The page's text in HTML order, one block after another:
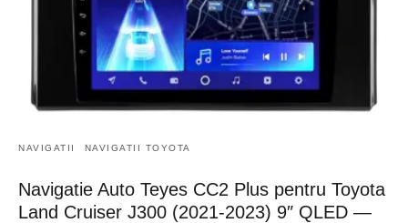
NAVIGATII NAVIGATII TOYOTA
Navigatie Auto Teyes CC2 Plus pentru Toyota
Land Cruiser J300 (2021-2023) 9″ QLED —